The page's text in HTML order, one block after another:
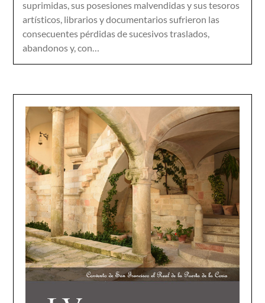
suprimidas, sus posesiones malvendidas y sus tesoros
artísticos, librarios y documentarios sufrieron las
consecuentes pérdidas de sucesivos traslados,
abandonos y, con…